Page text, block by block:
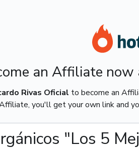
an Affiliate
Rivas Oficial to become an
you'll get your own link and
"Los 5